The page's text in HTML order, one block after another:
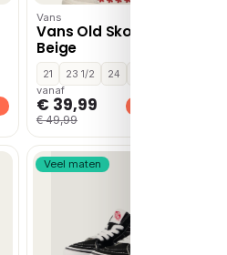
Vans
Vans Old Skool V –
Beige
21 23 1/2 24
vanaf
€ 39,99
€ 49,99
Veel maten